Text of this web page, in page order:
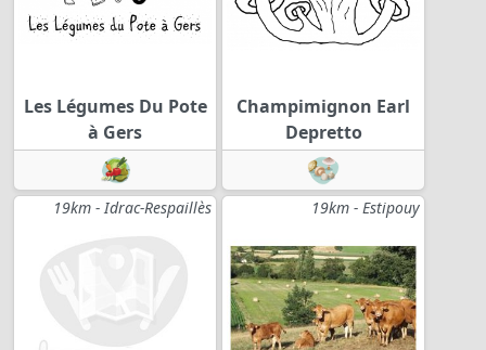
Les Légumes Du Pote
à Gers
Champimignon Earl
Depretto
19km - Idrac-Respaillès 19km - Estipouy